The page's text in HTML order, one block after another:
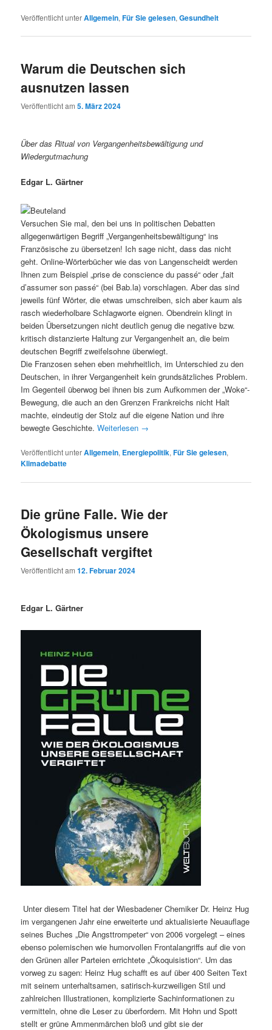
Veröffentlicht unterAllgemein,Für Sie gelesen,Gesundheit
Warum die Deutschen sich
ausnutzen lassen
Veröffentlicht am5. März 2024
Über das Ritual von Vergangenheitsbewältigung und
Wiedergutmachung
Edgar L. Gärtner
Versuchen Sie mal, den bei uns in politischen Debatten
allgegenwärtigen Begriff „Vergangenheitsbewältigung“ ins
Französische zu übersetzen! Ich sage nicht, dass das nicht
geht. Online-Wörterbücher wie das von Langenscheidt werden
Ihnen zum Beispiel „prise de conscience du passé“ oder „fait
d’assumer son passé“ (bei Bab.la) vorschlagen. Aber das sind
jeweils fünf Wörter, die etwas umschreiben, sich aber kaum als
rasch wiederholbare Schlagworte eignen. Obendrein klingt in
beiden Übersetzungen nicht deutlich genug die negative bzw.
kritisch distanzierte Haltung zur Vergangenheit an, die beim
deutschen Begriff zweifelsohne überwiegt.
Die Franzosen sehen eben mehrheitlich, im Unterschied zu den
Deutschen, in ihrer Vergangenheit kein grundsätzliches Problem.
Im Gegenteil überwog bei ihnen bis zum Aufkommen der „Woke“-
Bewegung, die auch an den Grenzen Frankreichs nicht Halt
machte, eindeutig der Stolz auf die eigene Nation und ihre
bewegte Geschichte.Weiterlesen →
Veröffentlicht unterAllgemein, Energiepolitik,Für Sie gelesen,
Klimadebatte
Die grüne Falle. Wie der
Ökologismus unsere
Gesellschaft vergiftet
Veröffentlicht am12. Februar 2024
Edgar L. Gärtner
Unter diesem Titel hat der Wiesbadener Chemiker Dr. Heinz Hug
im vergangenen Jahr eine erweiterte und aktualisierte Neuauflage
seines Buches „Die Angsttrompeter“ von 2006 vorgelegt – eines
ebenso polemischen wie humorvollen Frontalangriffs auf die von
den Grünen aller Parteien errichtete „Ökoquisistion“. Um das
vorweg zu sagen: Heinz Hug schafft es auf über 400 Seiten Text
mit seinem unterhaltsamen, satirisch-kurzweiligen Stil und
zahlreichen Illustrationen, komplizierte Sachinformationen zu
vermitteln, ohne die Leser zu überfordern. Mit Hohn und Spott
stellt er grüne Ammenmärchen bloß und gibt sie der